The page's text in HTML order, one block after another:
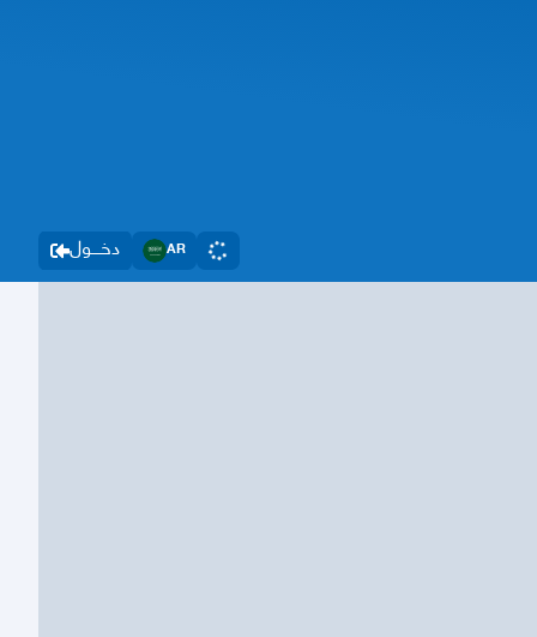
دخــــول AR